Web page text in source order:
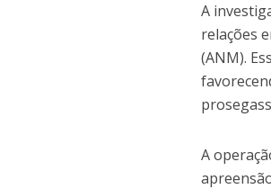
A
relações
(ANM).
A